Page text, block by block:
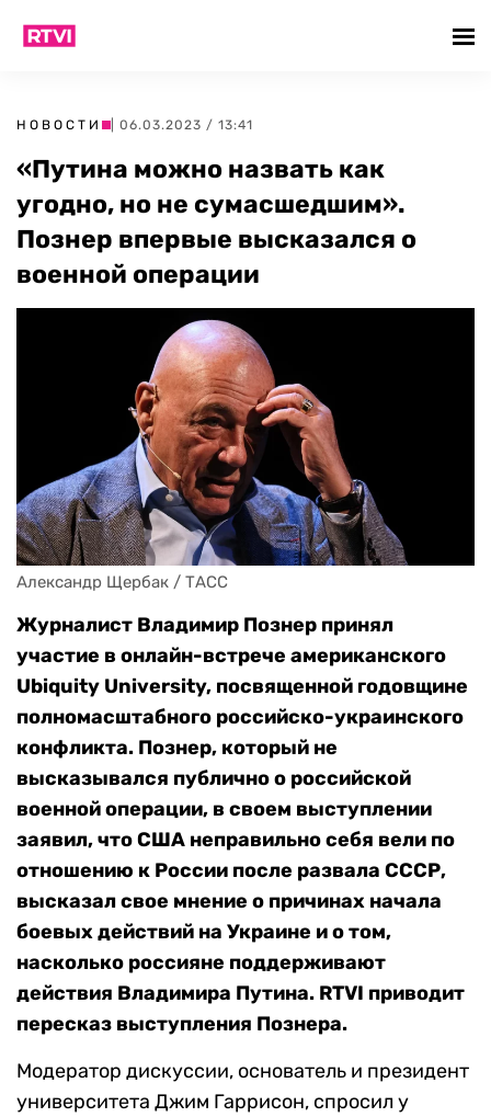
НОВОСТИ | 06.03.2023 / 13:41
«Путина можно назвать как
угодно, но не сумасшедшим».
Познер впервые высказался о
военной операции
Александр Щербак / ТАСС
Журналист Владимир Познер принял
участие в онлайн-встрече американского
Ubiquity University, посвященной годовщине
полномасштабного российско-украинского
конфликта. Познер, который не
высказывался публично о российской
военной операции, в своем выступлении
заявил, что США неправильно себя вели по
отношению к России после развала СССР,
высказал свое мнение о причинах начала
боевых действий на Украине и о том,
насколько россияне поддерживают
действия Владимира Путина. RTVI приводит
пересказ выступления Познера.
Модератор дискуссии, основатель и президент
университета Джим Гаррисон, спросил у